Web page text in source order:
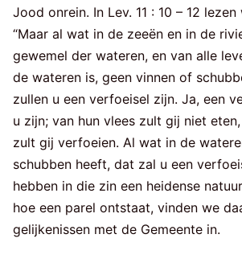
Jood onrein. In Lev. 11 : 10 – 12
“Maar al wat in de zeeën en in de
gewemel der wateren, en van alle
de wateren is, geen vinnen of
zullen u een verfoeisel zijn. Ja, een
u zijn; van hun vlees zult gij niet
zult gij verfoeien. Al wat in de
schubben heeft, dat zal u een
hebben in die zin een heidense
hoe een parel ontstaat, vinden we
gelijkenissen met de Gemeente in.